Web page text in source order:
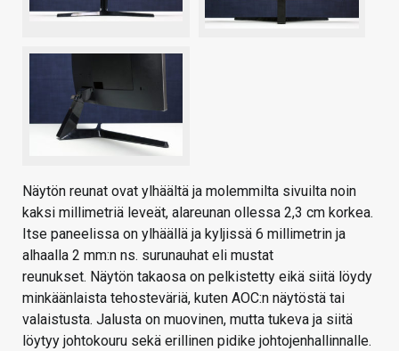
Näytön reunat ovat ylhäältä ja molemmilta sivuilta noin
kaksi millimetriä leveät, alareunan ollessa 2,3 cm korkea.
Itse paneelissa on ylhäällä ja kyljissä 6 millimetrin ja
alhaalla 2 mm:n ns. surunauhat eli mustat
reunukset. Näytön takaosa on pelkistetty eikä siitä löydy
minkäänlaista tehosteväriä, kuten AOC:n näytöstä tai
valaistusta. Jalusta on muovinen, mutta tukeva ja siitä
löytyy johtokouru sekä erillinen pidike johtojenhallinnalle.